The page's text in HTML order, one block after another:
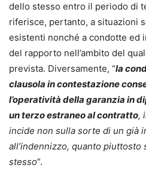
dello stesso entro il periodo di
riferisce, pertanto, a situazioni
esistenti nonché a condotte ed
del rapporto nell’ambito del
prevista. Diversamente, “la
clausola in contestazione
l’operatività della garanzia in
un terzo estraneo al contratto,
incide non sulla sorte di un già
all’indennizzo, quanto
stesso”.